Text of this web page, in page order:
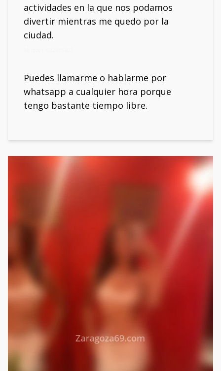
actividades en la que nos podamos
divertir mientras me quedo por la
ciudad.
Puedes llamarme o hablarme por
whatsapp a cualquier hora porque
tengo bastante tiempo libre.